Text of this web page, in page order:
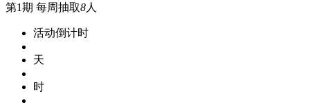
第1期 每周抽取8人
活动倒计时
天
时